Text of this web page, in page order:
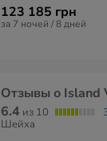
123 185 грн
за 7 ночей / 8 дней
Отзывы о Island
6.4 из 10
Шейха